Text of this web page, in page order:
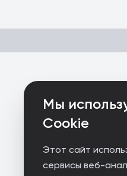
Мы
Cookie
Этот сайт
сервисы веб-